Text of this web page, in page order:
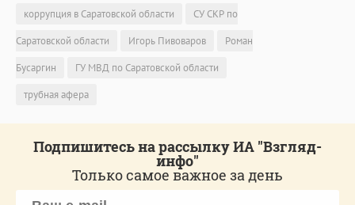
коррупция в Саратовской области
СУ СКР по
Саратовской области
Игорь Пивоваров
Роман
Бусаргин
ГУ МВД по Саратовской области
трубная афера
Подпишитесь на рассылку ИА "Взгляд-
инфо"
Только самое важное за день